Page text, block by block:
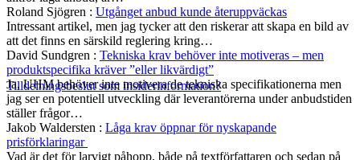
Tilldelningsbeslut som insiderinformation?
Roland Sjögren : Utgånget anbud kunde återuppväckas
Intressant artikel, men jag tycker att den riskerar att skapa en bild av
att det finns en särskild reglering kring…
David Sundgren : Tekniska krav behöver inte motiveras – men
produktspecifika kräver ”eller likvärdigt”
Ja, UHM behöver inte motivera de tekniska specifikationerna men
jag ser en potentiell utveckling där leverantörerna under anbudstiden
ställer frågor…
Jakob Waldersten : Låga krav öppnar för nyskapande
prisförklaringar
Vad är det för larvigt påhopp, både på textförfattaren och sedan på